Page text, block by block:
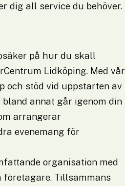
dig all service du behöver.
på hur du skall
Lidköping. Med vår
och stöd vid uppstarten av
annat går igenom din
arrangerar
evenemang för
organisation med
företagare. Tillsammans